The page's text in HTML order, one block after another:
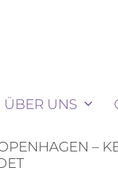
ÜBER UNS
–